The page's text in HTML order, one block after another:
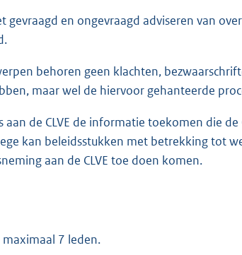
gevraagd en ongevraagd adviseren van
behoren geen klachten,
maar wel de hiervoor gehanteerde
de CLVE de informatie toekomen die
kan beleidsstukken met betrekking tot
aan de CLVE toe doen komen.
maximaal 7 leden.